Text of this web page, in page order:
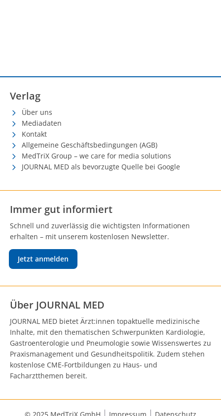
Verlag
Über uns
Mediadaten
Kontakt
Allgemeine Geschäftsbedingungen (AGB)
MedTriX Group – we care for media solutions
JOURNAL MED als bevorzugte Quelle bei Google
Immer gut informiert
Schnell und zuverlässig die wichtigsten Informationen
erhalten – mit unserem kostenlosen Newsletter.
Jetzt anmelden
Über JOURNAL MED
JOURNAL MED bietet Ärzt:innen topaktuelle medizinische
Inhalte, mit den thematischen Schwerpunkten Kardiologie,
Gastroenterologie und Pneumologie sowie Wissenswertes zu
Praxismanagement und Gesundheitspolitik. Zudem stehen
kostenlose CME-Fortbildungen zu Haus- und
Facharztthemen bereit.
© 2025 MedTriX GmbH Impressum Datenschutz